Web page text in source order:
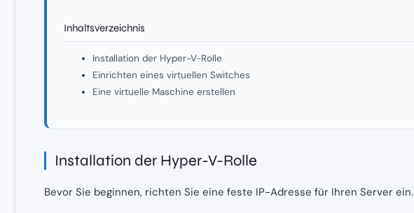
Inhaltsverzeichnis
Installation der Hyper-V-Rolle
Einrichten eines virtuellen Switches
Eine virtuelle Maschine erstellen
Installation der Hyper-V-Rolle
Bevor Sie beginnen, richten Sie eine feste IP-Adresse für Ihren Server ein.